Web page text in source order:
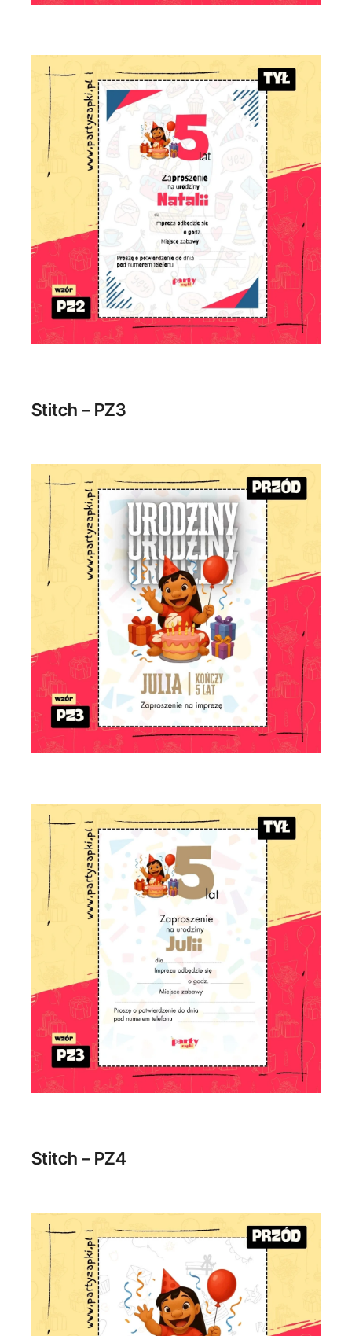
Stitch – PZ3
Stitch – PZ4